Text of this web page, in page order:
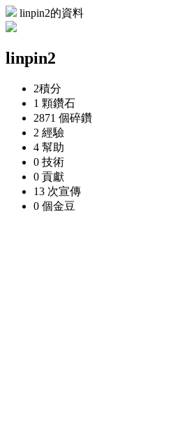
linpin2的資料
linpin2
2積分
1 顆鑽石
2871 個碎鑽
2 經驗
4 幫助
0 技術
0 貢獻
13 次宣傳
0 個金豆